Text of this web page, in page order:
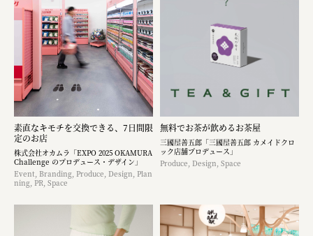
素直なキモチを交換できる、7日間限
定のお店
株式会社オカムラ「EXPO 2025 OKAMURA
Challenge のプロデュース・デザイン」
Event, Branding, Produce, Design, Plan
ning, PR, Space
無料でお茶が飲めるお茶屋
三國屋善五郎「三國屋善五郎 カメイドクロ
ック店舗プロデュース」
Produce, Design, Space